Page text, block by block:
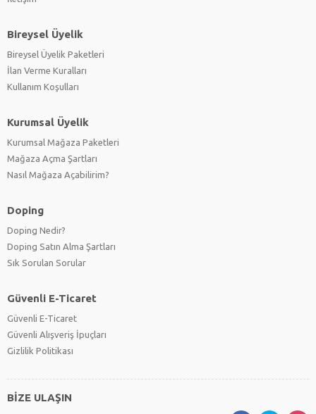
Bireysel Üyelik
Bireysel Üyelik Paketleri
İlan Verme Kuralları
Kullanım Koşulları
Kurumsal Üyelik
Kurumsal Mağaza Paketleri
Mağaza Açma Şartları
Nasıl Mağaza Açabilirim?
Doping
Doping Nedir?
Doping Satın Alma Şartları
Sık Sorulan Sorular
Güvenli E-Ticaret
Güvenli E-Ticaret
Güvenli Alışveriş İpuçları
Gizlilik Politikası
BİZE ULAŞIN